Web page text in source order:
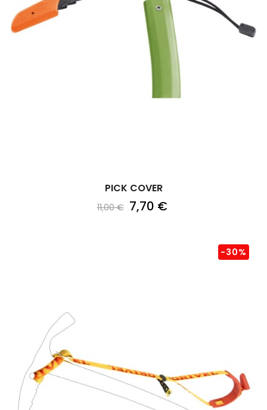
PICK COVER
11,00 € 7,70 €
-30%